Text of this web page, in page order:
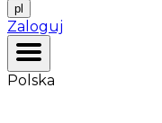
pl
Zaloguj
Polska